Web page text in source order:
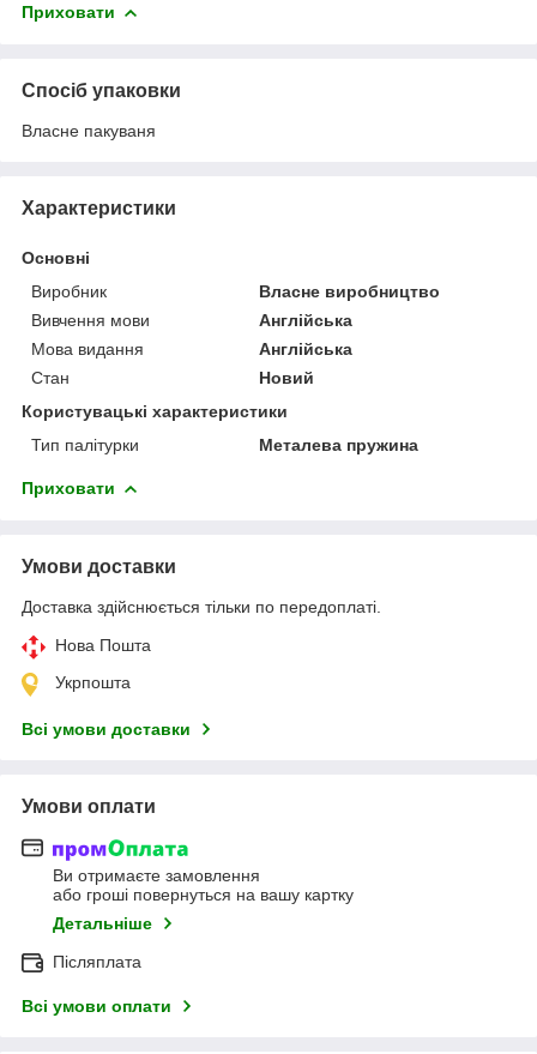
Приховати
Спосіб упаковки
Власне пакуваня
Характеристики
Основні
Виробник
Власне виробництво
Вивчення мови
Англійська
Мова видання
Англійська
Стан
Новий
Користувацькі характеристики
Тип палітурки
Металева пружина
Приховати
Умови доставки
Доставка здійснюється тільки по передоплаті.
Нова Пошта
Укрпошта
Всі умови доставки
Умови оплати
Ви отримаєте замовлення
або гроші повернуться на вашу картку
Детальніше
Післяплата
Всі умови оплати